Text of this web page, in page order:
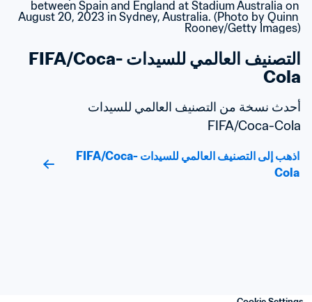
التصنيف العالمي للسيدات FIFA/Coca-
Cola
FIFA/Coca-Cola
اذهب إلى التصنيف العالمي للسيدات FIFA/Coca-
Cola